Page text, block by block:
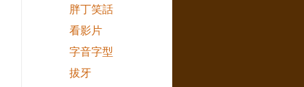
胖丁笑話
看影片
字音字型
拔牙